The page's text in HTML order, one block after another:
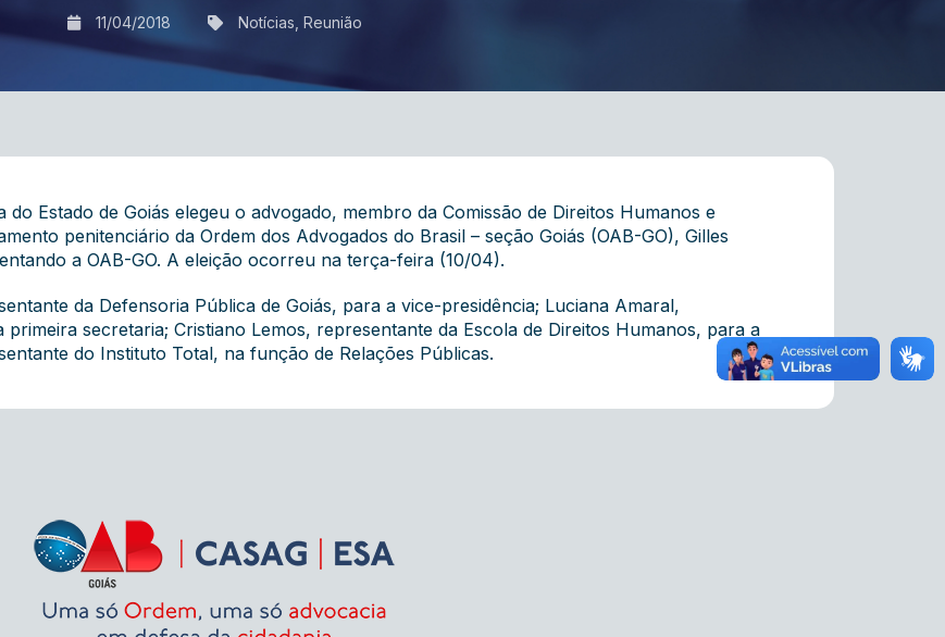
11/04/2018 Notícias Reunião
Estado de Goiás elegeu o advogado, membro da Comissão de Direitos Humanos e
penitenciário da Ordem dos Advogados do Brasil – seção Goiás (OAB-GO), Gilles
a OAB-GO. A eleição ocorreu na terça-feira (10/04).
da Defensoria Pública de Goiás, para a vice-presidência; Luciana Amaral,
secretaria; Cristiano Lemos, representante da Escola de Direitos Humanos, para a
do Instituto Total, na função de Relações Públicas.